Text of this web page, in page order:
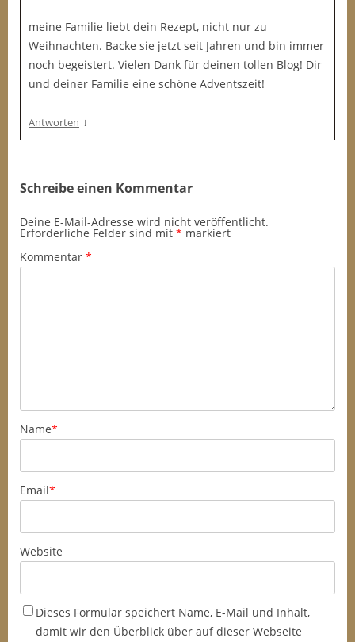
meine Familie liebt dein Rezept, nicht nur zu
Weihnachten. Backe sie jetzt seit Jahren und bin immer
noch begeistert. Vielen Dank für deinen tollen Blog! Dir
und deiner Familie eine schöne Adventszeit!
Antworten ↓
Schreibe einen Kommentar
Deine E-Mail-Adresse wird nicht veröffentlicht.
Erforderliche Felder sind mit * markiert
Kommentar *
Name*
Email*
Website
Dieses Formular speichert Name, E-Mail und Inhalt,
damit wir den Überblick über auf dieser Webseite